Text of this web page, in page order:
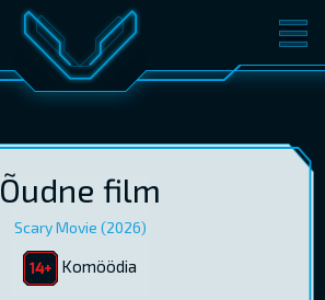
PILETID
V-KLUBI
KINKEKAARDID
Õudne film
Scary Movie (2026)
Komöödia